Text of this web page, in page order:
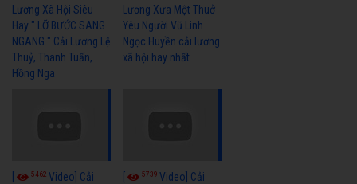
Lương Xã Hội Siêu
Hay " LỠ BƯỚC SANG
NGANG " Cải Lương Lệ
Thuỷ, Thanh Tuấn,
Hồng Nga
Lương Xưa Một Thuở
Yêu Người Vũ Linh
Ngọc Huyền cải lương
xã hội hay nhất
5462 Video] Cải
5739Video] Cải